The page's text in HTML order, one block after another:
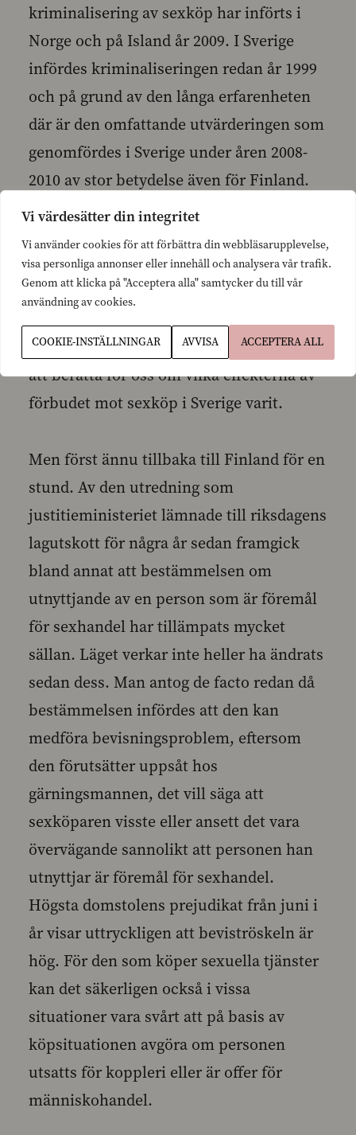
Vi värdesätter din integritet
Vi använder cookies för att förbättra din webbläsarupplevelse,
visa personliga annonser eller innehåll och analysera vår trafik.
Genom att klicka på "Acceptera alla" samtycker du till vår
användning av cookies.
COOKIE-INSTÄLLNINGAR AVVISA ACCEPTERA ALL
kriminalisering av sexköp har införts i
Norge och på Island år 2009. I Sverige
infördes kriminaliseringen redan år 1999
och på grund av den långa erfarenheten
där är den omfattande utvärderingen som
genomfördes i Sverige under åren 2008-
2010 av stor betydelse även för Finland.
Just därför är det av mycket stort värde att
justitiekansler Anna Skarhed, som ledde
utvärderingen, är här i dag för att berätta
om resultaten av utvärderingen.
Människohandelsrapportör Kajsa
Wahlberg i sin tur kommer om en stund
att berätta för oss om vilka effekterna av
förbudet mot sexköp i Sverige varit.
Men först ännu tillbaka till Finland för en
stund. Av den utredning som
justitieministeriet lämnade till riksdagens
lagutskott för några år sedan framgick
bland annat att bestämmelsen om
utnyttjande av en person som är föremål
för sexhandel har tillämpats mycket
sällan. Läget verkar inte heller ha ändrats
sedan dess. Man antog de facto redan då
bestämmelsen infördes att den kan
medföra bevisningsproblem, eftersom
den förutsätter uppsåt hos
gärningsmannen, det vill säga att
sexköparen visste eller ansett det vara
övervägande sannolikt att personen han
utnyttjar är föremål för sexhandel.
Högsta domstolens prejudikat från juni i
år visar uttryckligen att beviströskeln är
hög. För den som köper sexuella tjänster
kan det säkerligen också i vissa
situationer vara svårt att på basis av
köpsituationen avgöra om personen
utsatts för koppleri eller är offer för
människohandel.